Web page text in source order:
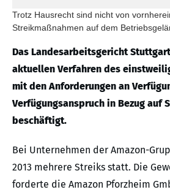
Trotz Hausrecht sind nicht von
Streikmaßnahmen auf dem
Das Landesarbeitsgericht
aktuellen Verfahren des
mit den Anforderungen an
Verfügungsanspruch in Bezug auf
beschäftigt.
Bei Unternehmen der Amazon-
2013 mehrere Streiks statt. Die
forderte die Amazon Pforzheim